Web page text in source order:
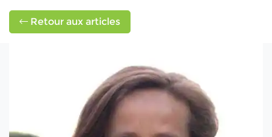
Retour aux articles